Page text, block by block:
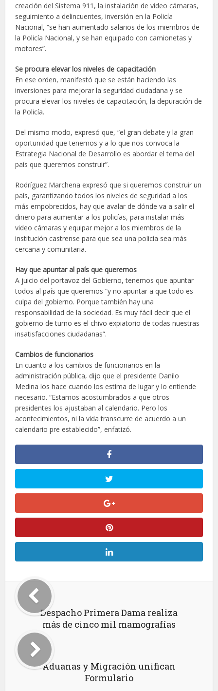
creación del Sistema 911, la instalación de video cámaras,
seguimiento a delincuentes, inversión en la Policía
Nacional, “se han aumentado salarios de los miembros de
la Policía Nacional, y se han equipado con camionetas y
motores”.
Se procura elevar los niveles de capacitación
En ese orden, manifestó que se están haciendo las
inversiones para mejorar la seguridad ciudadana y se
procura elevar los niveles de capacitación, la depuración de
la Policía.
Del mismo modo, expresó que, “el gran debate y la gran
oportunidad que tenemos y a lo que nos convoca la
Estrategia Nacional de Desarrollo es abordar el tema del
país que queremos construir”.
Rodríguez Marchena expresó que si queremos construir un
país, garantizando todos los niveles de seguridad a los
más empobrecidos, hay que avalar de dónde va a salir el
dinero para aumentar a los policías, para instalar más
video cámaras y equipar mejor a los miembros de la
institución castrense para que sea una policía sea más
cercana y comunitaria.
Hay que apuntar al país que queremos
A juicio del portavoz del Gobierno, tenemos que apuntar
todos al país que queremos “y no apuntar a que todo es
culpa del gobierno. Porque también hay una
responsabilidad de la sociedad. Es muy fácil decir que el
gobierno de turno es el chivo expiatorio de todas nuestras
insatisfacciones ciudadanas”.
Cambios de funcionarios
En cuanto a los cambios de funcionarios en la
administración pública, dijo que el presidente Danilo
Medina los hace cuando los estima de lugar y lo entiende
necesario. “Estamos acostumbrados a que otros
presidentes los ajustaban al calendario. Pero los
acontecimientos, ni la vida transcurre de acuerdo a un
calendario pre establecido”, enfatizó.
Despacho Primera Dama realiza
más de cinco mil mamografías
Aduanas y Migración unifican
Formulario